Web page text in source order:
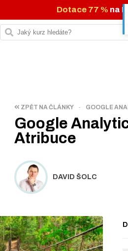
Dotace 77 % na
ZPĚT NA ČLÁNKY- GOOGLE
Google
Atribuce
DAVID ŠOLC